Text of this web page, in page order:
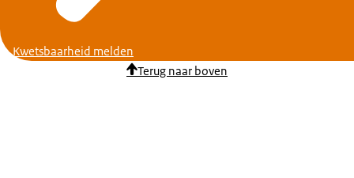
Kwetsbaarheid melden
Terug naar boven